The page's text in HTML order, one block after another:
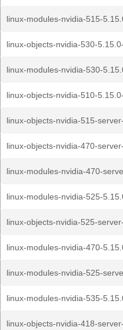
linux-modules-nvidia-515-
linux-objects-nvidia-530-
linux-modules-nvidia-530-
linux-objects-nvidia-510-
linux-objects-nvidia-515-
linux-objects-nvidia-470-
linux-modules-nvidia-470-
linux-modules-nvidia-525-
linux-objects-nvidia-525-
linux-modules-nvidia-470-
linux-modules-nvidia-525-
linux-modules-nvidia-535-
linux-objects-nvidia-418-